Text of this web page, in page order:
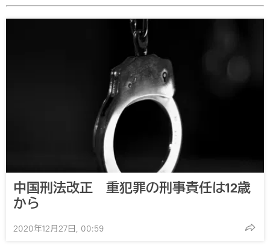
中国刑法改正 重犯罪の刑事責任は12歳
から
2020年12月27日, 00:59